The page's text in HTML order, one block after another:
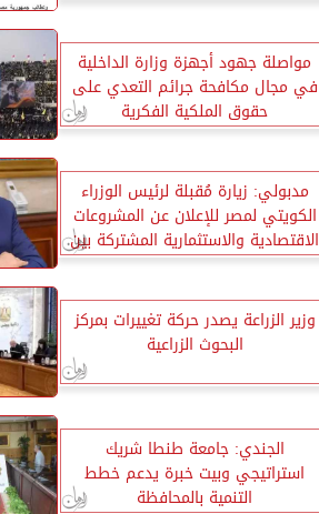
مواصلة جهود أجهزة وزارة الداخلية
في مجال مكافحة جرائم التعدي على
حقوق الملكية الفكرية
مدبولي: زيارة مُقبلة لرئيس الوزراء
الكويتي لمصر للإعلان عن المشروعات
الاقتصادية والاستثمارية المشتركة بين
البلدين
وزير الزراعة يصدر حركة تغييرات بمركز
البحوث الزراعية
الجندي: جامعة طنطا شريك
استراتيجي وبيت خبرة يدعم خطط
التنمية بالمحافظة